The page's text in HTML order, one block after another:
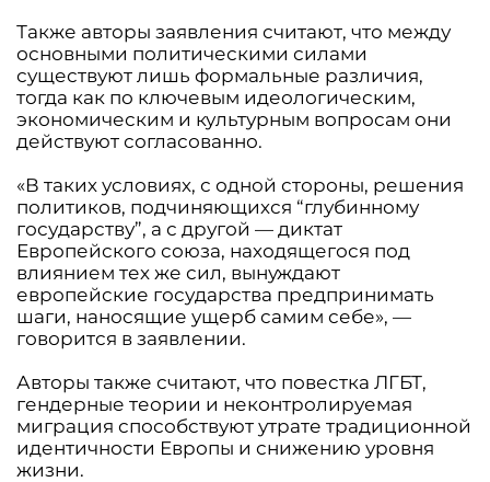
Также авторы заявления считают, что между
основными политическими силами
существуют лишь формальные различия,
тогда как по ключевым идеологическим,
экономическим и культурным вопросам они
действуют согласованно.
«В таких условиях, с одной стороны, решения
политиков, подчиняющихся “глубинному
государству”, а с другой — диктат
Европейского союза, находящегося под
влиянием тех же сил, вынуждают
европейские государства предпринимать
шаги, наносящие ущерб самим себе», —
говорится в заявлении.
Авторы также считают, что повестка ЛГБТ,
гендерные теории и неконтролируемая
миграция способствуют утрате традиционной
идентичности Европы и снижению уровня
жизни.